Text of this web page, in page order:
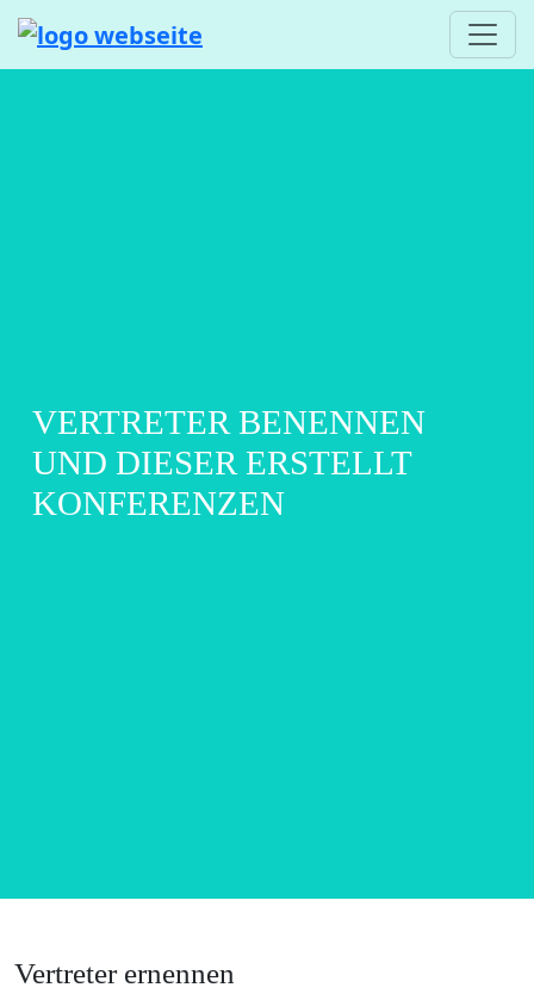
VERTRETER BENENNEN
UND DIESER ERSTELLT
KONFERENZEN
Vertreter ernennen